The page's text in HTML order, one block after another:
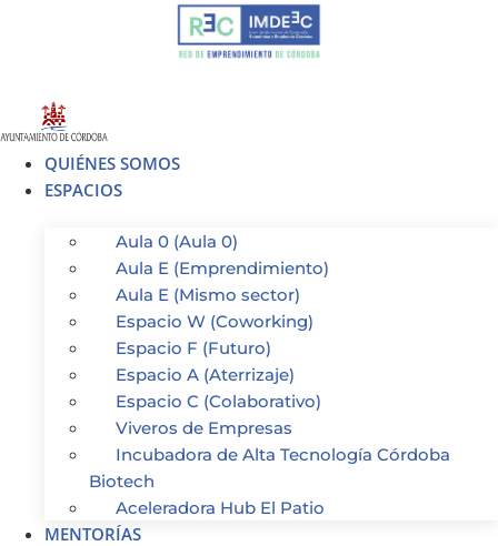
QUIÉNES SOMOS
ESPACIOS
Aula 0 (Aula 0)
Aula E (Emprendimiento)
Aula E (Mismo sector)
Espacio W (Coworking)
Espacio F (Futuro)
Espacio A (Aterrizaje)
Espacio C (Colaborativo)
Viveros de Empresas
Incubadora de Alta Tecnología Córdoba
Biotech
Aceleradora Hub El Patio
MENTORÍAS